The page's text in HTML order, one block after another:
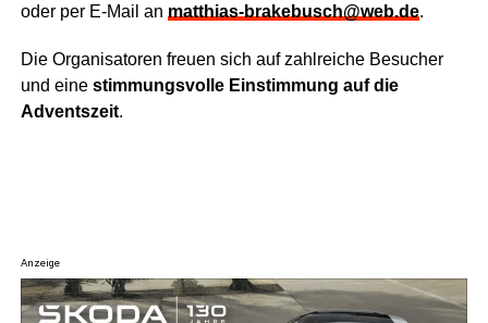
oder per E‑Mail an matthias-brakebusch@web.de.
Die Orga­ni­sa­to­ren freu­en sich auf zahl­rei­che Besu­cher
und eine stim­mungs­vol­le Ein­stim­mung auf die
Advents­zeit.
Anzeige